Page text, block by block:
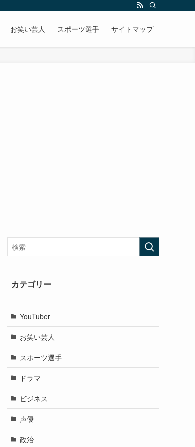
お笑い芸人 スポーツ選手 サイトマップ
カテゴリー
YouTuber
お笑い芸人
スポーツ選手
ドラマ
ビジネス
声優
政治